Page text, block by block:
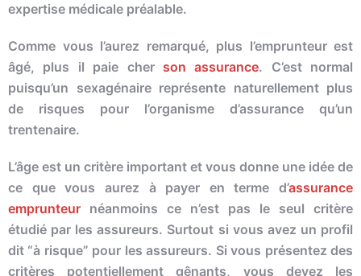
expertise médicale préalable.
Comme vous l’aurez remarqué, plus l’emprunteur est
âgé, plus il paie cher sonassurance. C’est normal
puisqu’un sexagénaire représente naturellement plus
de risques pour l’organisme d’assurance qu’un
trentenaire.
L’âge est un critère important et vous donne une idée de
ce que vous aurez à payer en terme d’assurance
emprunteur néanmoins ce n’est pas le seul critère
étudié par lesassureurs. Surtout si vous avez un profil
dit “à risque” pour lesassureurs. Si vous présentez des
critères potentiellement gênants, vous devez les